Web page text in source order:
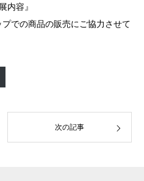
内容』
での商品の販売にご協力させて
次の記事